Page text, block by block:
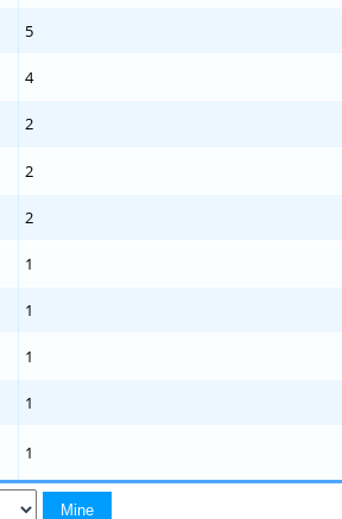
5
4
2
2
2
1
1
1
1
1